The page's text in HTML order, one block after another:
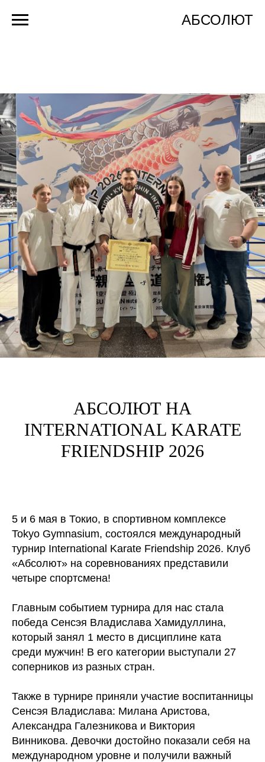
АБСОЛЮТ
АБСОЛЮТ НА
INTERNATIONAL KARATE
FRIENDSHIP 2026
5 и 6 мая в Токио, в спортивном комплексе
Tokyo Gymnasium, состоялся международный
турнир International Karate Friendship 2026. Клуб
«Абсолют» на соревнованиях представили
четыре спортсмена!
Главным событием турнира для нас стала
победа Сенсэя Владислава Хамидуллина,
который занял 1 место в дисциплине ката
среди мужчин! В его категории выступали 27
соперников из разных стран.
Также в турнире приняли участие воспитанницы
Сенсэя Владислава: Милана Аристова,
Александра Галезникова и Виктория
Винникова. Девочки достойно показали себя на
международном уровне и получили важный